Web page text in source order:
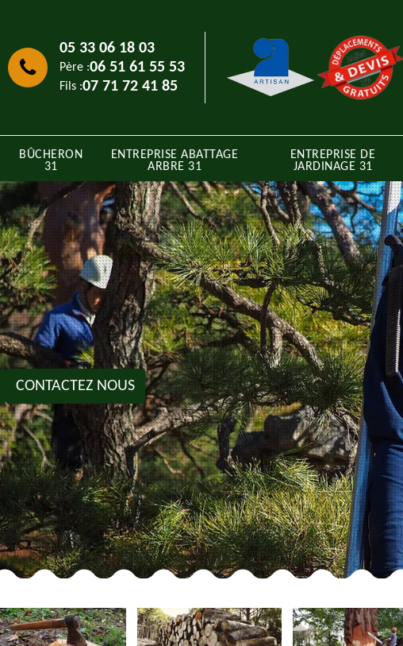
05 33 06 18 03
Père :06 51 61 55 53
Fils :07 71 72 41 85
BÛCHERON
31
ENTREPRISE ABATTAGE
ARBRE 31
ENTREPRISE DE
JARDINAGE 31
CONTACTEZ NOUS